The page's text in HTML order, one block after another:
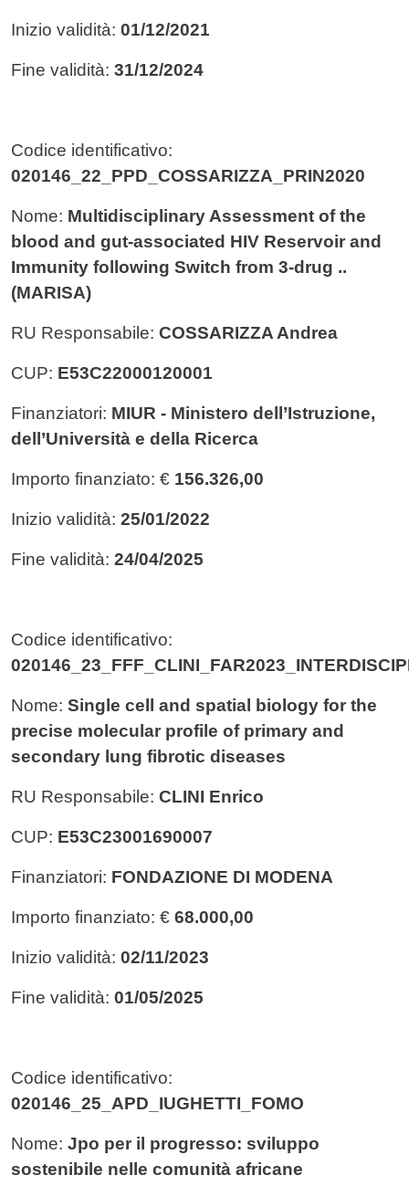
Inizio validità: 01/12/2021
Fine validità: 31/12/2024
Codice identificativo:
020146_22_PPD_COSSARIZZA_PRIN2020
Nome: Multidisciplinary Assessment of the
blood and gut-associated HIV Reservoir and
Immunity following Switch from 3-drug ..
(MARISA)
RU Responsabile: COSSARIZZA Andrea
CUP: E53C22000120001
Finanziatori: MIUR - Ministero dell’Istruzione,
dell’Università e della Ricerca
Importo finanziato: € 156.326,00
Inizio validità: 25/01/2022
Fine validità: 24/04/2025
Codice identificativo:
Nome: Single cell and spatial biology for the
precise molecular profile of primary and
secondary lung fibrotic diseases
RU Responsabile: CLINI Enrico
CUP: E53C23001690007
Finanziatori: FONDAZIONE DI MODENA
Importo finanziato: € 68.000,00
Inizio validità: 02/11/2023
Fine validità: 01/05/2025
Codice identificativo:
020146_25_APD_IUGHETTI_FOMO
Nome: Jpo per il progresso: sviluppo
sostenibile nelle comunità africane